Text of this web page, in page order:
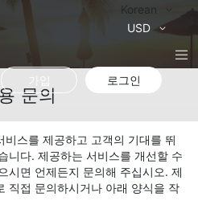
Language
Korean
USD
가입 로그인
문의
스를 제공하고 고객의 기대를 뛰
니다. 제공하는 서비스를 개선할 수
시면 언제든지 문의해 주십시오. 제
직접 문의하시거나 아래 양식을 작